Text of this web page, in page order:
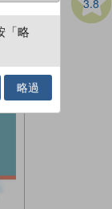
「略
略過